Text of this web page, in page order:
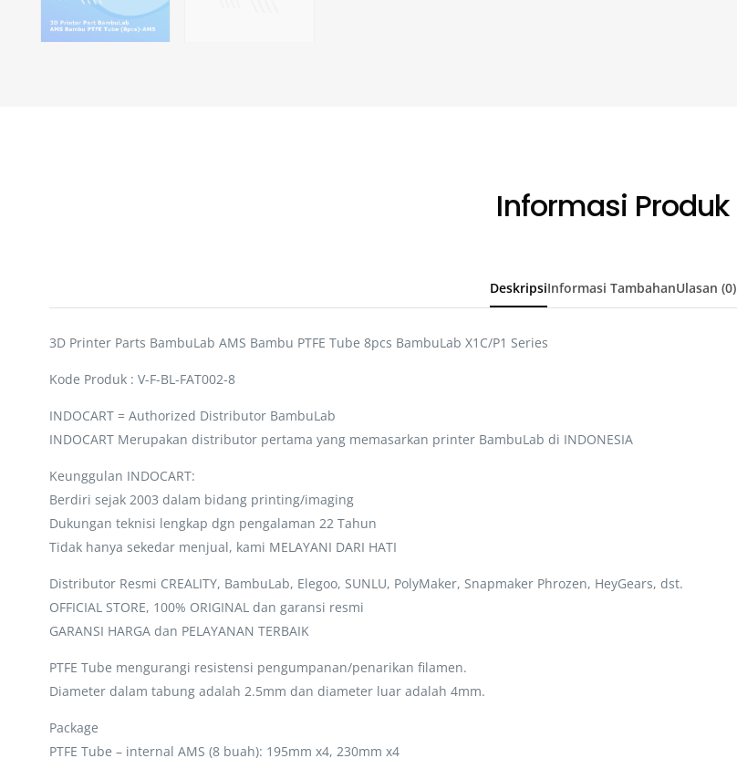
Informasi Produk
DeskripsiInformasi TambahanUlasan (0)
3D Printer Parts BambuLab AMS Bambu PTFE Tube 8pcs BambuLab X1C/P1 Series
Kode Produk : V-F-BL-FAT002-8
INDOCART = Authorized Distributor BambuLab
INDOCART Merupakan distributor pertama yang memasarkan printer BambuLab di INDONESIA
Keunggulan INDOCART:
Berdiri sejak 2003 dalam bidang printing/imaging
Dukungan teknisi lengkap dgn pengalaman 22 Tahun
Tidak hanya sekedar menjual, kami MELAYANI DARI HATI
Distributor Resmi CREALITY, BambuLab, Elegoo, SUNLU, PolyMaker, Snapmaker Phrozen, HeyGears, dst.
OFFICIAL STORE, 100% ORIGINAL dan garansi resmi
GARANSI HARGA dan PELAYANAN TERBAIK
PTFE Tube mengurangi resistensi pengumpanan/penarikan filamen.
Diameter dalam tabung adalah 2.5mm dan diameter luar adalah 4mm.
Package
PTFE Tube – internal AMS (8 buah): 195mm x4, 230mm x4